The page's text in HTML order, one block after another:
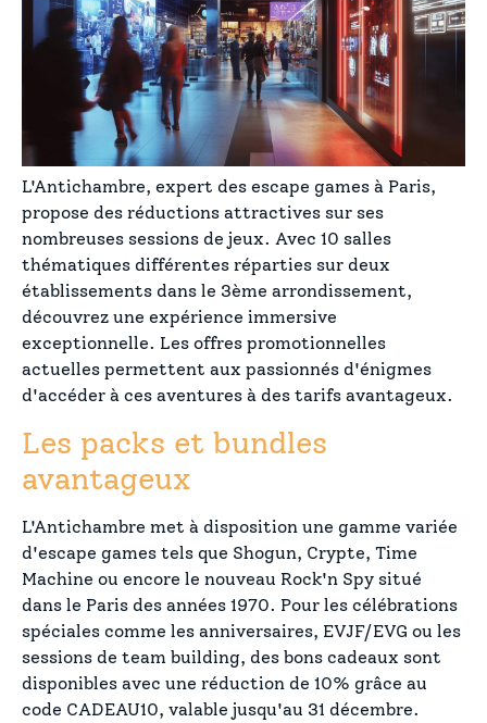
L'Antichambre, expert des escape games à Paris,
propose des réductions attractives sur ses
nombreuses sessions de jeux. Avec 10 salles
thématiques différentes réparties sur deux
établissements dans le 3ème arrondissement,
découvrez une expérience immersive
exceptionnelle. Les offres promotionnelles
actuelles permettent aux passionnés d'énigmes
d'accéder à ces aventures à des tarifs avantageux.
Les packs et bundles
avantageux
L'Antichambre met à disposition une gamme variée
d'escape games tels que Shogun, Crypte, Time
Machine ou encore le nouveau Rock'n Spy situé
dans le Paris des années 1970. Pour les célébrations
spéciales comme les anniversaires, EVJF/EVG ou les
sessions de team building, des bons cadeaux sont
disponibles avec une réduction de 10% grâce au
code CADEAU10, valable jusqu'au 31 décembre.